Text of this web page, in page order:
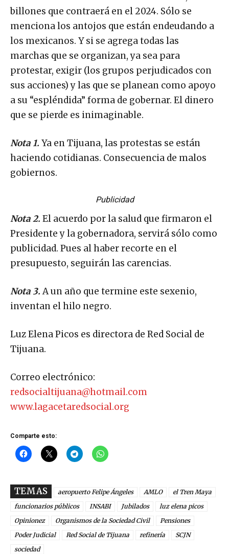
billones que contraerá en el 2024. Sólo se
menciona los antojos que están endeudando a
los mexicanos. Y si se agrega todas las
marchas que se organizan, ya sea para
protestar, exigir (los grupos perjudicados con
sus acciones) y las que se planean como apoyo
a su “espléndida” forma de gobernar. El dinero
que se pierde es inimaginable.
Nota 1. Ya en Tijuana, las protestas se están
haciendo cotidianas. Consecuencia de malos
gobiernos.
Publicidad
Nota 2. El acuerdo por la salud que firmaron el
Presidente y la gobernadora, servirá sólo como
publicidad. Pues al haber recorte en el
presupuesto, seguirán las carencias.
Nota 3.A un año que termine este sexenio,
inventan el hilo negro.
Luz Elena Picos es directora de Red Social de
Tijuana.
Correo electrónico:
redsocialtijuana@hotmail.com
www.lagacetaredsocial.org
Comparte esto:
TEMAS aeropuerto Felipe Ángeles AMLO
el Tren Maya
funcionarios públicos
INSABI Jubilados
luz elena picos
Opinionez
Organismos de la Sociedad Civil
Pensiones
Poder Judicial
Red Social de Tijuana refinería
SCJN
sociedad